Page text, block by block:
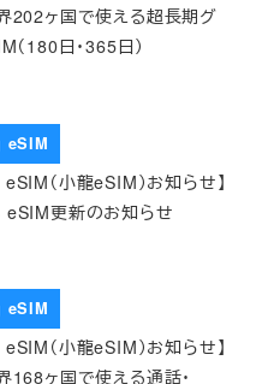
界202ヶ国で使える超長期グ
（180日・365日）
eSIM
（小龍eSIM）お知らせ】
更新のお知らせ
eSIM
（小龍eSIM）お知らせ】
168ヶ国で使える通話・